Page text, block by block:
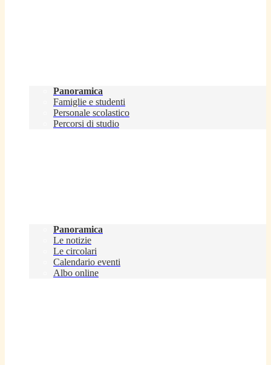
Panoramica
Famiglie e studenti
Personale scolastico
Percorsi di studio
Panoramica
Le notizie
Le circolari
Calendario eventi
Albo online